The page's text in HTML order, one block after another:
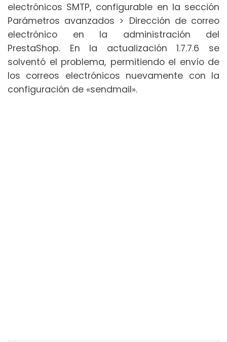
electrónicos SMTP, configurable en la sección
Parámetros avanzados > Dirección de correo
electrónico en la administración del
PrestaShop. En la actualización 1.7.7.6 se
solventó el problema, permitiendo el envío de
los correos electrónicos nuevamente con la
configuración de «sendmail».